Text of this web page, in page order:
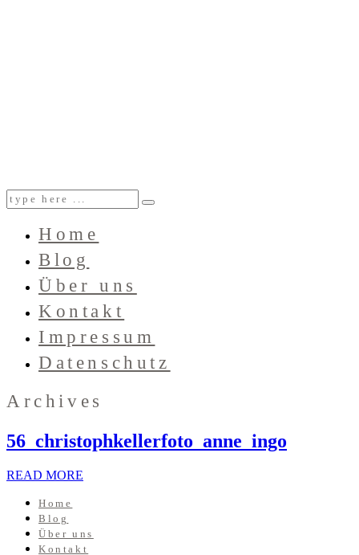
Home
Blog
Über uns
Kontakt
Impressum
Datenschutz
Archives
56_christophkellerfoto_anne_ingo
READ MORE
Home
Blog
Über uns
Kontakt